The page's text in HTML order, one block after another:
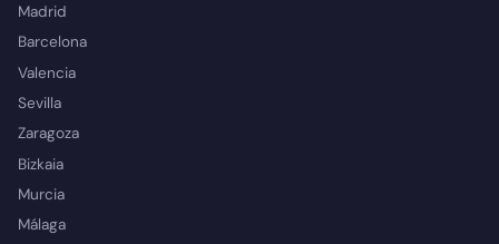
Madrid
Barcelona
Valencia
Sevilla
Zaragoza
Bizkaia
Murcia
Málaga